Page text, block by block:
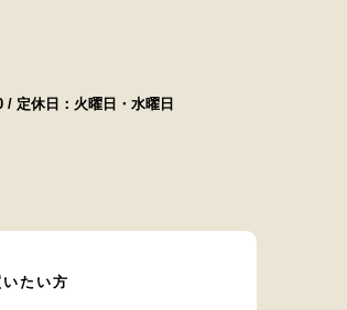
/ 定休日：火曜日・水曜日
いたい方